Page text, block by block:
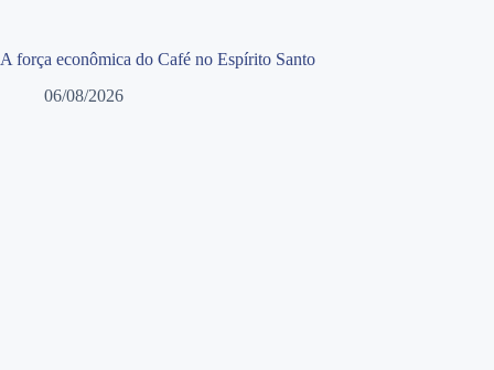
A força econômica do Café no Espírito Santo
06/08/2026